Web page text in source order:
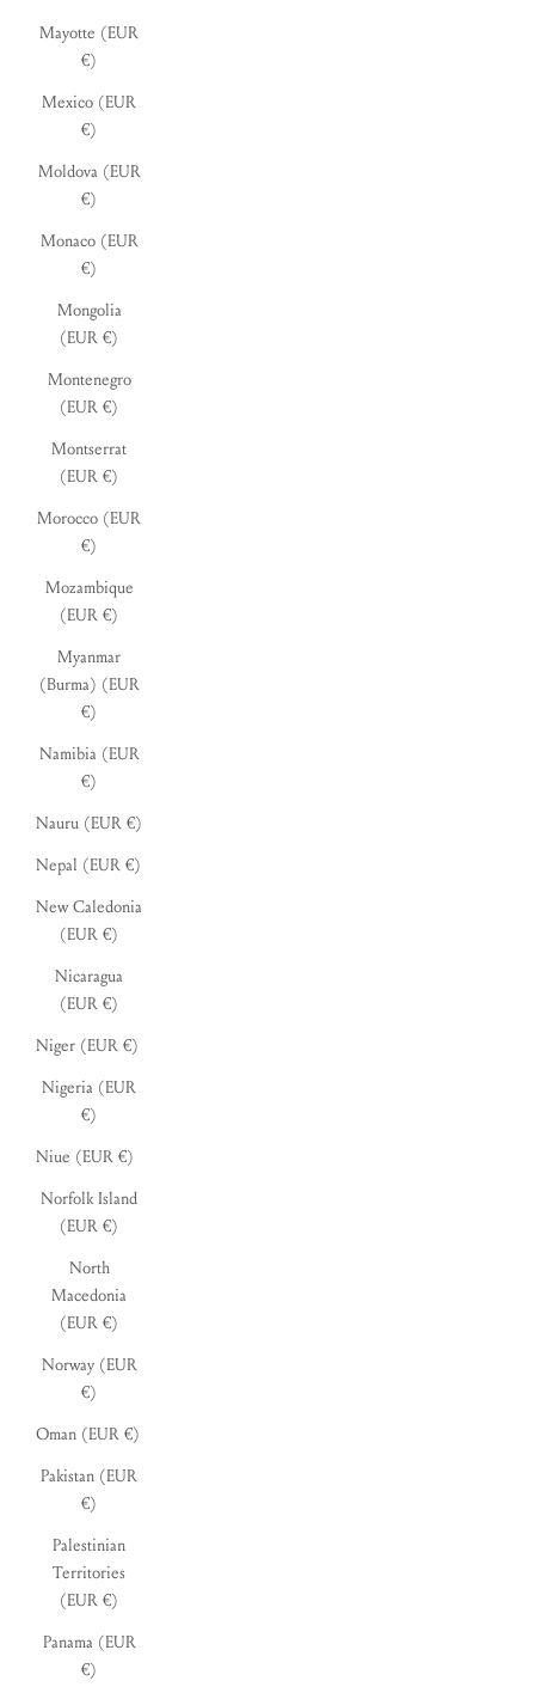
Mayotte (EUR
€)
Mexico (EUR
€)
Moldova (EUR
€)
Monaco (EUR
€)
Mongolia
(EUR €)
Montenegro
(EUR €)
Montserrat
(EUR €)
Morocco (EUR
€)
Mozambique
(EUR €)
Myanmar
(Burma) (EUR
€)
Namibia (EUR
€)
Nauru (EUR €)
Nepal (EUR €)
New Caledonia
(EUR €)
Nicaragua
(EUR €)
Niger (EUR €)
Nigeria (EUR
€)
Niue (EUR €)
Norfolk Island
(EUR €)
North
Macedonia
(EUR €)
Norway (EUR
€)
Oman (EUR €)
Pakistan (EUR
€)
Palestinian
Territories
(EUR €)
Panama (EUR
€)